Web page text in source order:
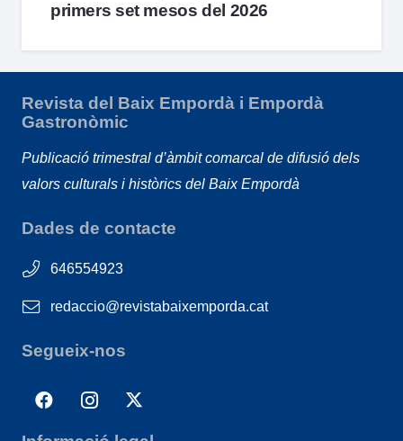
primers set mesos del 2026
Revista del Baix Empordà i Empordà
Gastronòmic
Publicació trimestral d’àmbit comarcal de difusió dels
valors culturals i històrics del Baix Empordà
Dades de contacte
646554923
redaccio@revistabaixemporda.cat
Segueix-nos